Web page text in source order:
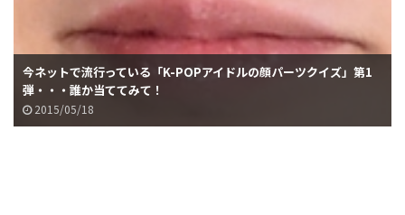
今ネットで流行っている「K-POPアイドルの顔パーツクイズ」第1
弾・・・誰か当ててみて！
2015/05/18